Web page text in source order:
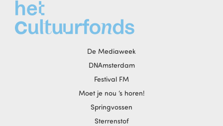
De Mediaweek
DNAmsterdam
Festival FM
Moet je nou ‘s horen!
Springvossen
Sterrenstof